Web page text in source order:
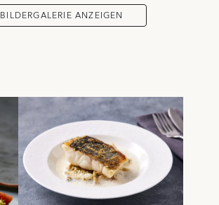
BILDERGALERIE ANZEIGEN